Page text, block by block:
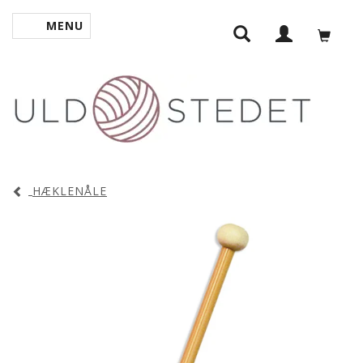
SKIFTE NAVIGATION
MENU
HÆKLENÅLE